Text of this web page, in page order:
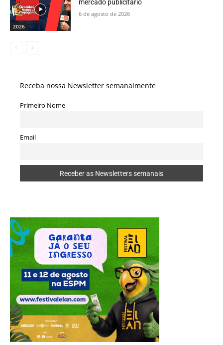
2026
mercado publicitário
6 de agosto de 2026
Receba nossa Newsletter semanalmente
Primeiro Nome
Email